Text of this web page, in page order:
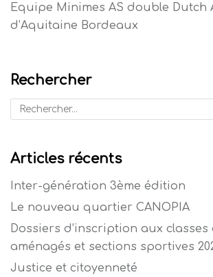
Equipe Minimes AS double Dutch
d’Aquitaine Bordeaux
Rechercher
Articles récents
Inter-génération 3ème édition
Le nouveau quartier CANOPIA
Dossiers d’inscription aux
aménagés et sections sportives
Justice et citoyenneté